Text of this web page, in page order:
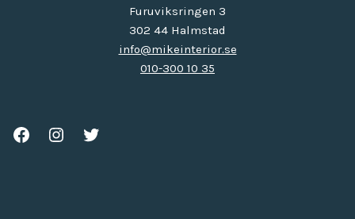
Furuviksringen 3
302 44 Halmstad
info@mikeinterior.se
010-300 10 35